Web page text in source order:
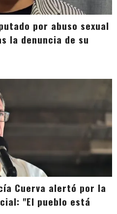
por abuso sexual
la denuncia de su
Cuerva alertó por la
"El pueblo está